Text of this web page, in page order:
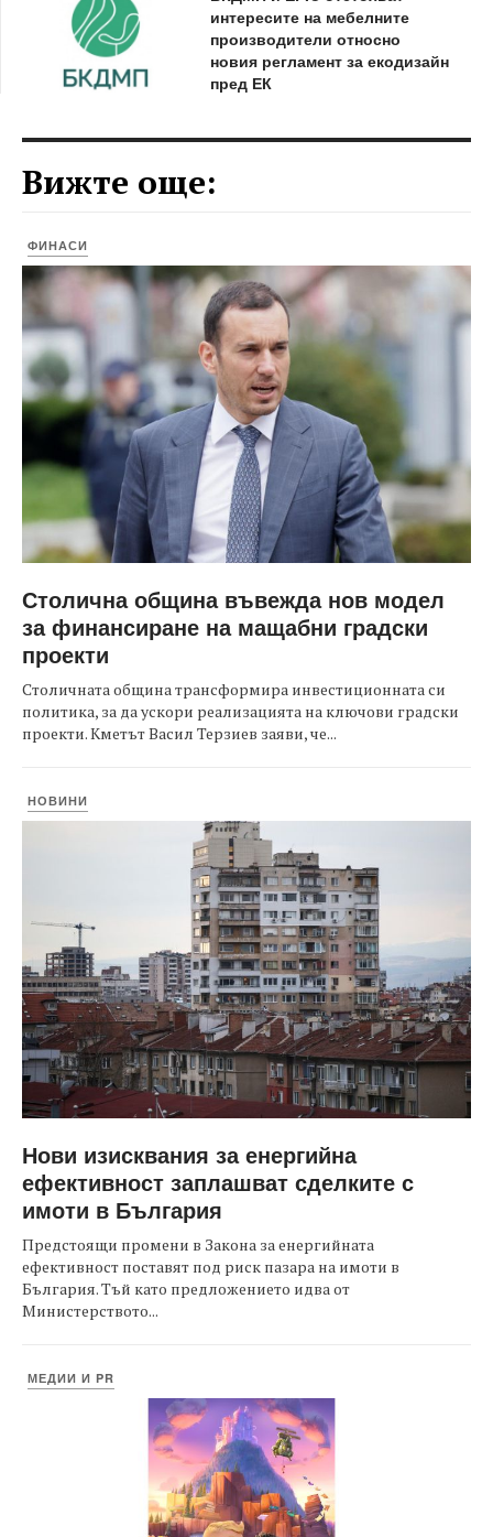
интересите на мебелните
производители относно
новия регламент за екодизайн
пред ЕК
Вижте още:
ФИНАСИ
Столична община въвежда нов модел
за финансиране на мащабни градски
проекти
Столичната община трансформира инвестиционната си
политика, за да ускори реализацията на ключови градски
проекти. Кметът Васил Терзиев заяви, че...
НОВИНИ
Нови изисквания за енергийна
ефективност заплашват сделките с
имоти в България
Предстоящи промени в Закона за енергийната
ефективност поставят под риск пазара на имоти в
България. Тъй като предложението идва от
Министерството...
МЕДИИ И PR